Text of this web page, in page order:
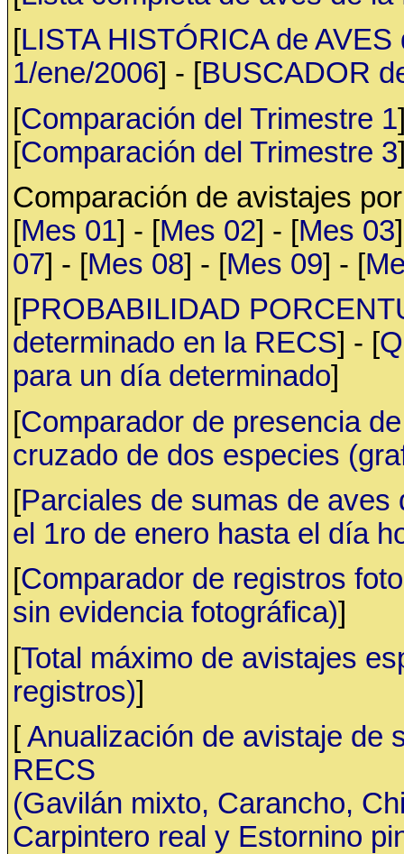
[LISTA HISTÓRICA de
1/ene/2006] - [BUSCADOR
[Comparación del Trimestre 1
[Comparación del Trimestre 3
Comparación de avistajes
[Mes 01] - [Mes 02] - [Mes 03
07] - [Mes 08] - [Mes 09] - [
[PROBABILIDAD
determinado en la RECS] - [
para un día determinado]
[Comparador de presencia
cruzado de dos especies
[Parciales de sumas de
el 1ro de enero hasta el día
[Comparador de registros
sin evidencia fotográfica)]
[Total máximo de avistajes
registros)]
[Anualización de avistaje de
RECS
(Gavilán mixto, Carancho,
Carpintero real y Estornino